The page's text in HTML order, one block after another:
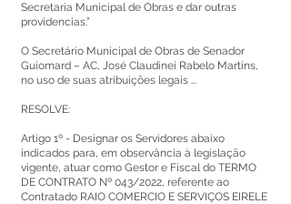
Secretaria Municipal de Obras e dar outras
providencias.”
O Secretário Municipal de Obras de Senador
Guiomard – AC, José Claudinei Rabelo Martins,
no uso de suas atribuições legais ...
RESOLVE:
Artigo 1º - Designar os Servidores abaixo
indicados para, em observância à legislação
vigente, atuar como Gestor e Fiscal do TERMO
DE CONTRATO Nº 043/2022, referente ao
Contratado RAIO COMERCIO E SERVIÇOS EIRELE